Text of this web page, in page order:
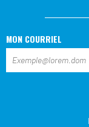
MON COURRIEL